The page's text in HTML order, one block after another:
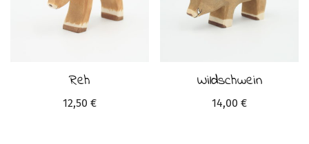
Reh
12,50 €
Wildschwein
14,00 €